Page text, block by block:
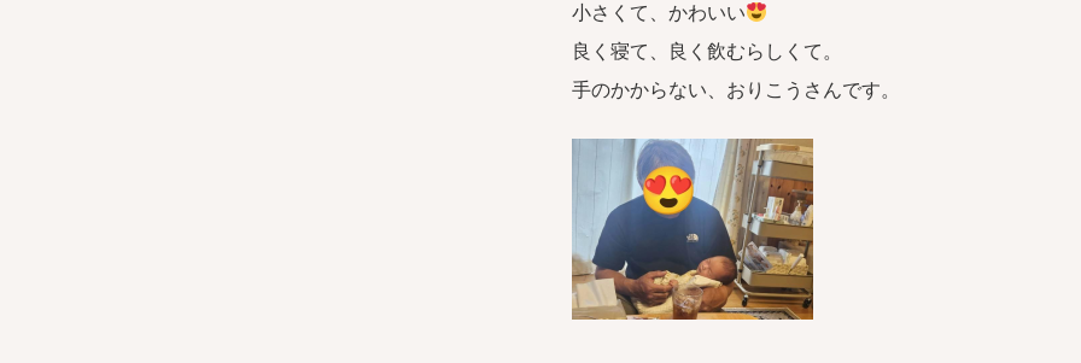
小さくて、かわいい
良く寝て、良く飲むらしくて。
手のかからない、おりこうさんです。